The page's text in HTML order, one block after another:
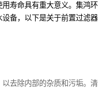
寿命具有重大意义。集鸿环
备，以下是关于前置过滤器
去除内部的杂质和污垢。清